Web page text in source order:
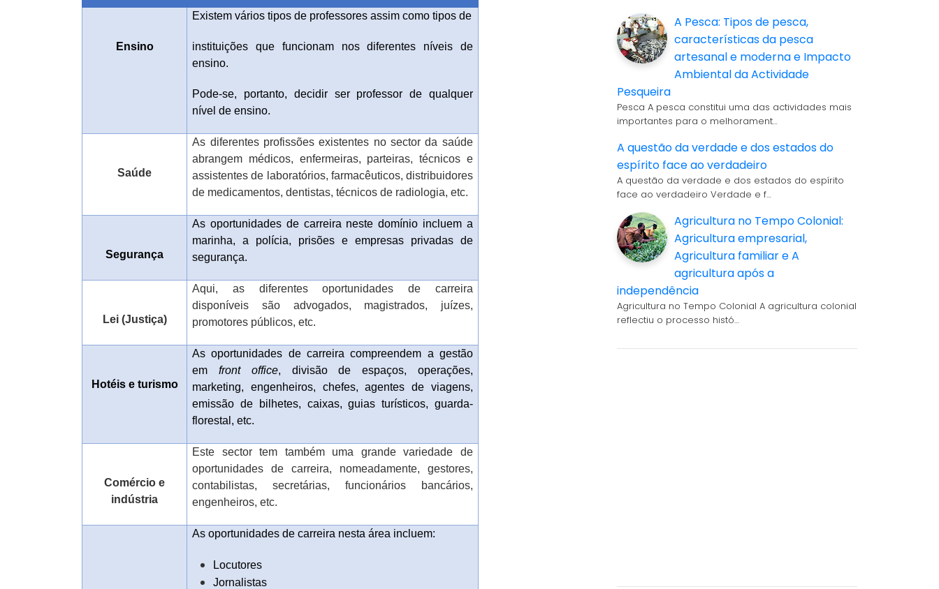
Ensino
Existem vários tipos de professores assim como tipos de
instituições que funcionam nos diferentes níveis de
ensino.
Pode-se, portanto, decidir ser professor de qualquer
nível de ensino.
Saúde
As diferentes profissões existentes no sector da saúde
abrangem médicos, enfermeiras, parteiras, técnicos e
assistentes de laboratórios, farmacêuticos, distribuidores
de medicamentos, dentistas, técnicos de radiologia, etc.
Segurança
As oportunidades de carreira neste domínio incluem a
marinha, a polícia, prisões e empresas privadas de
segurança.
Lei (Justiça)
Aqui, as diferentes oportunidades de carreira
disponíveis são advogados, magistrados, juízes,
promotores públicos, etc.
Hotéis e turismo
As oportunidades de carreira compreendem a gestão
em front office, divisão de espaços, operações,
marketing, engenheiros, chefes, agentes de viagens,
emissão de bilhetes, caixas, guias turísticos, guarda-
florestal, etc.
Comércio e
indústria
Este sector tem também uma grande variedade de
oportunidades de carreira, nomeadamente, gestores,
contabilistas, secretárias, funcionários bancários,
engenheiros, etc.
As oportunidades de carreira nesta área incluem:
Locutores
Jornalistas
A Pesca: Tipos de pesca,
características da pesca
artesanal e moderna e Impacto
Ambiental da Actividade
Pesqueira
Pesca A pesca constitui uma das actividades mais
importantes para o melhorament…
A questão da verdade e dos estados do
espírito face ao verdadeiro
A questão da verdade e dos estados do espírito
face ao verdadeiro Verdade e f…
Agricultura no Tempo Colonial:
Agricultura empresarial,
Agricultura familiar e A
agricultura após a
independência
Agricultura no Tempo Colonial A agricultura colonial
reflectiu o processo histó…